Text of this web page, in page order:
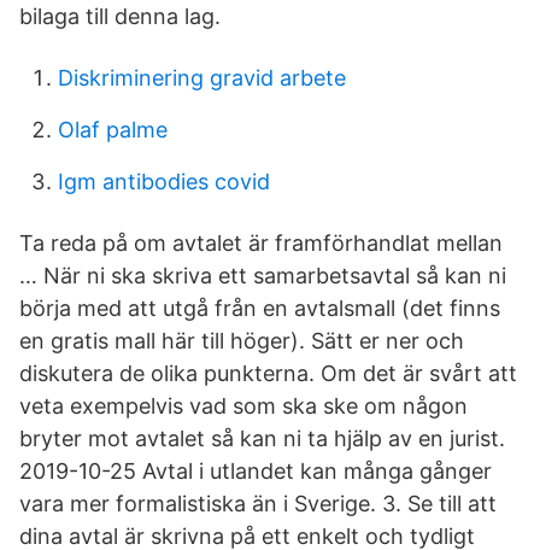
bilaga till denna lag.
Diskriminering gravid arbete
Olaf palme
Igm antibodies covid
Ta reda på om avtalet är framförhandlat mellan
… När ni ska skriva ett samarbetsavtal så kan ni
börja med att utgå från en avtalsmall (det finns
en gratis mall här till höger). Sätt er ner och
diskutera de olika punkterna. Om det är svårt att
veta exempelvis vad som ska ske om någon
bryter mot avtalet så kan ni ta hjälp av en jurist.
2019-10-25 Avtal i utlandet kan många gånger
vara mer formalistiska än i Sverige. 3. Se till att
dina avtal är skrivna på ett enkelt och tydligt